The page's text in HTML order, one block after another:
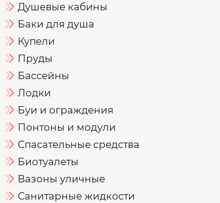
Душевые кабины
Баки для душа
Купели
Пруды
Бассейны
Лодки
Буи и ограждения
Понтоны и модули
Спасательные средства
Биотуалеты
Вазоны уличные
Санитарные жидкости